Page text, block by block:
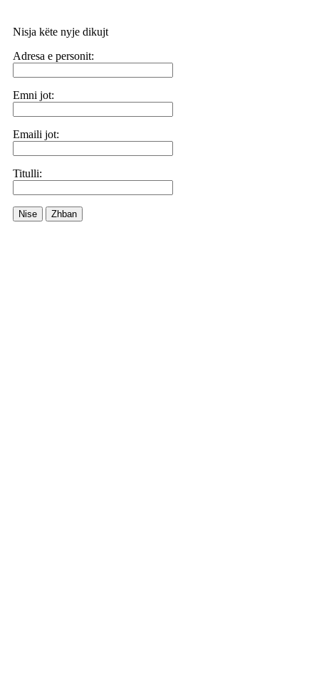
Nisja këte nyje dikujt
Adresa e personit:
Emni jot:
Emaili jot:
Titulli:
Nise Zhban